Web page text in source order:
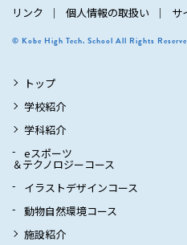
リンク 個人情報の取扱い サ
© Kobe High Tech. School All Rights
トップ
学校紹介
学科紹介
eスポーツ
＆テクノロジーコース
イラストデザインコース
動物自然環境コース
施設紹介